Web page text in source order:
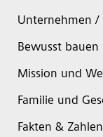
Unternehmen /
Bewusst bauen
Mission und
Familie und
Fakten & Zahlen